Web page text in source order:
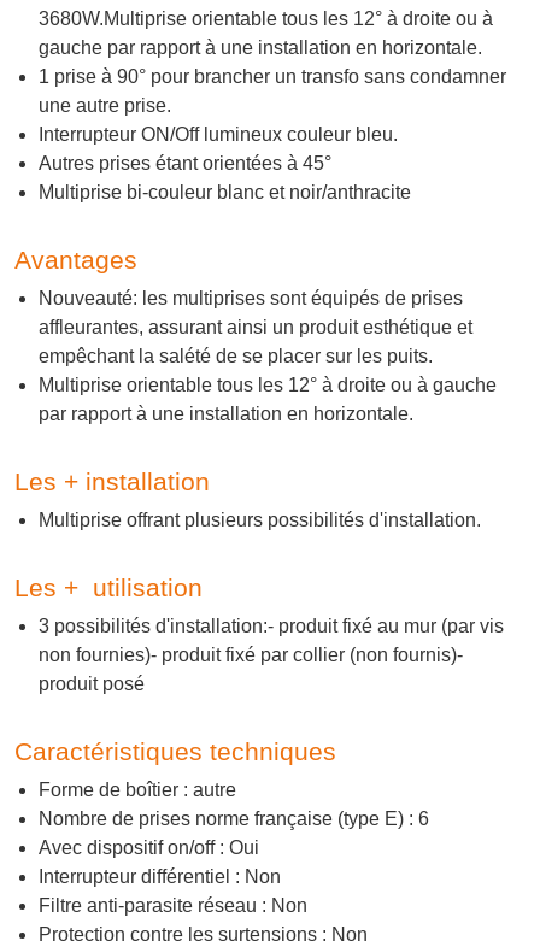
3680W.Multiprise orientable tous les 12° à droite ou à
gauche par rapport à une installation en horizontale.
1 prise à 90° pour brancher un transfo sans condamner
une autre prise.
Interrupteur ON/Off lumineux couleur bleu.
Autres prises étant orientées à 45°
Multiprise bi-couleur blanc et noir/anthracite
Avantages
Nouveauté: les multiprises sont équipés de prises
affleurantes, assurant ainsi un produit esthétique et
empêchant la salété de se placer sur les puits.
Multiprise orientable tous les 12° à droite ou à gauche
par rapport à une installation en horizontale.
Les + installation
Multiprise offrant plusieurs possibilités d'installation.
Les + utilisation
3 possibilités d'installation:- produit fixé au mur (par vis
non fournies)- produit fixé par collier (non fournis)-
produit posé
Caractéristiques techniques
Forme de boîtier : autre
Nombre de prises norme française (type E) : 6
Avec dispositif on/off : Oui
Interrupteur différentiel : Non
Filtre anti-parasite réseau : Non
Protection contre les surtensions : Non